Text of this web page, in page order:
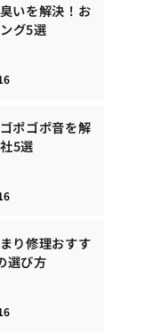
いを解決！お
グ5選
ポゴポ音を解
5選
り修理おすす
選び方